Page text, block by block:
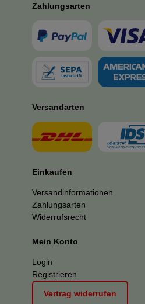
Zahlungsarten
Versandarten
Einkaufen
Versandinformationen
Zahlungsarten
Widerrufsrecht
Mein Konto
Login
Registrieren
Vertrag widerrufen